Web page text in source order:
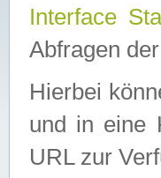
Interface
Abfragen
Hierbei
und in eine
URL zur